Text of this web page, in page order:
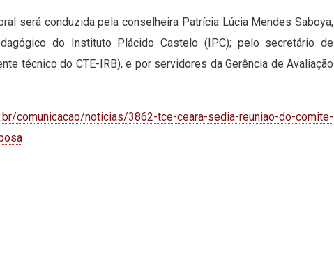
será conduzida pela conselheira Patrícia Lúcia Mendes Saboya,
do Instituto Plácido Castelo (IPC); pelo secretário de
técnico do CTE-IRB), e por servidores da Gerência de Avaliação
comunicacao/noticias/3862-tce-ceara-sedia-reuniao-do-comite-